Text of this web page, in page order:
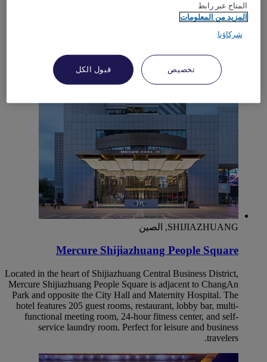
The hotel is located at the southwest exit of Northern Song C
on Line 1. It is close to Tianshanhai World and Hebei
by several hospitals. The leisure facilities are fully equipped
adds more convenience to guests and provides you with
home-going service. You are welcome at any time.
SHIJIAZHUANG, الصين
Mercure Shijiazhuang People Square
Located in the heart of Shijiazhuang Central Business District,
Mercure Shijiazhuang People Square is adjacent to ChangAn
Park and opposite the City Hall and Maternity Hospital. The
hotel features 205 guest rooms, restaurant, lobby bar, multi-
functional meeting room, 24-hour fitness center, and self-
service laundry room. Perfect for leisure and business
travelers.
المتاح عبر رابط
المزيد من المعلومات
شركاؤنا
تخصيص قبول الكل